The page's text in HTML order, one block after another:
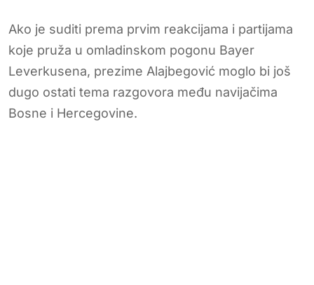
Ako je suditi prema prvim reakcijama i partijama
koje pruža u omladinskom pogonu Bayer
Leverkusena, prezime Alajbegović moglo bi još
dugo ostati tema razgovora među navijačima
Bosne i Hercegovine.